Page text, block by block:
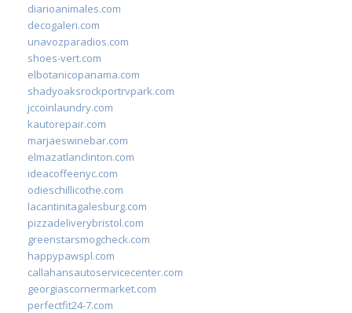
diarioanimales.com
decogaleri.com
unavozparadios.com
shoes-vert.com
elbotanicopanama.com
shadyoaksrockportrvpark.com
jccoinlaundry.com
kautorepair.com
marjaeswinebar.com
elmazatlanclinton.com
ideacoffeenyc.com
odieschillicothe.com
lacantinitagalesburg.com
pizzadeliverybristol.com
greenstarsmogcheck.com
happypawspl.com
callahansautoservicecenter.com
georgiascornermarket.com
perfectfit24-7.com